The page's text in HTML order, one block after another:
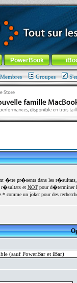
-Aller au menu de
PowerBook
Groupes
�tre pr�sents dans les
r�sultats et NOTpour d�terminer
un joker pour des